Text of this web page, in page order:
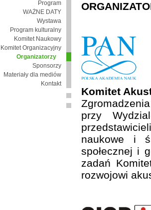
Program
WAŻNE DATY
Wystawa
Program kulturalny
Komitet Naukowy
Komitet Organizacyjny
Organizatorzy
Sponsorzy
Materiały dla mediów
Kontakt
Komitet
przy
naukowe i
społecznej i
zadań
rozwojowi